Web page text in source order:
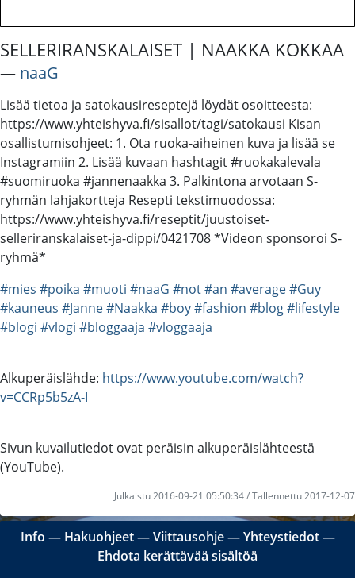
SELLERIRANSKALAISET | NAAKKA KOKKAA
― naaG
Lisää tietoa ja satokausireseptejä löydät osoitteesta:
https://www.yhteishyva.fi/sisallot/tagi/satokausi Kisan
osallistumisohjeet: 1. Ota ruoka-aiheinen kuva ja lisää se
Instagramiin 2. Lisää kuvaan hashtagit #ruokakalevala
#suomiruoka #jannenaakka 3. Palkintona arvotaan S-
ryhmän lahjakortteja Resepti tekstimuodossa:
https://www.yhteishyva.fi/reseptit/juustoiset-
selleriranskalaiset-ja-dippi/0421708 *Videon sponsoroi S-
ryhmä*
#mies #poika #muoti #naaG #not#an #average#Guy
#kauneus #Janne#Naakka #boy#fashion #blog#lifestyle
#blogi #vlogi #bloggaaja #vloggaaja
Alkuperäislähde: https://www.youtube.com/watch?
v=CCRp5b5zA-I
Sivun kuvailutiedot ovat peräisin alkuperäislähteestä
(YouTube).
Julkaistu 2016-09-21 05:50:34 / Tallennettu 2017-12-07
Info ― Hakuohjeet―Viittausohje―Yhteystiedot―
Ehdota kerättävää sisältöä